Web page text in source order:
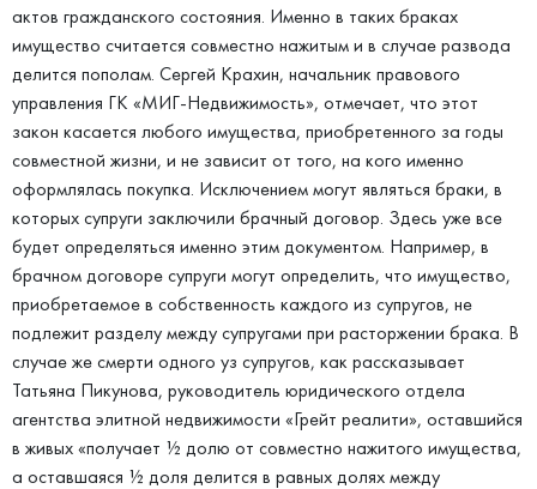
актов гражданского состояния. Именно в таких браках
имущество считается совместно нажитым и в случае развода
делится пополам. Сергей Крахин, начальник правового
управления ГК «МИГ-Недвижимость», отмечает, что этот
закон касается любого имущества, приобретенного за годы
совместной жизни, и не зависит от того, на кого именно
оформлялась покупка. Исключением могут являться браки, в
которых супруги заключили брачный договор. Здесь уже все
будет определяться именно этим документом. Например, в
брачном договоре супруги могут определить, что имущество,
приобретаемое в собственность каждого из супругов, не
подлежит разделу между супругами при расторжении брака. В
случае же смерти одного уз супругов, как рассказывает
Татьяна Пикунова, руководитель юридического отдела
агентства элитной недвижимости «Грейт реалити», оставшийся
в живых «получает ½ долю от совместно нажитого имущества,
а оставшаяся ½ доля делится в равных долях между